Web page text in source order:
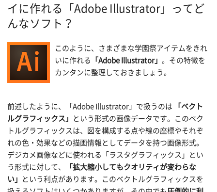
イに作れる「Adobe Illustrator」ってど
んなソフト？
このように、さまざまな学園祭アイテムをきれ
いに作れる
「Adobe Illustrator」 。その特徴を
カンタンに整理しておきましょう。
前述したように、「Adobe Illustrator」で扱うのは
「ベクト
ルグラフィックス」
という形式の画像データです。このベク
トルグラフィックスは、図を構成する点や線の座標やそれぞ
れの色・効果などの描画情報としてデータを持つ画像形式。
デジカメ画像などに使われる「ラスタグラフィックス」とい
う形式に対して、
「拡大縮小してもクオリティが変わらな
い」
という利点があります。このベクトルグラフィックスを